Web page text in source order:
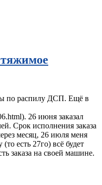
по распилу ДСП. Ещё в
26 июня заказал
Срок исполнения заказа
месяц, 26 июля меня
есть 27го) всё будет
заказа на своей машине.